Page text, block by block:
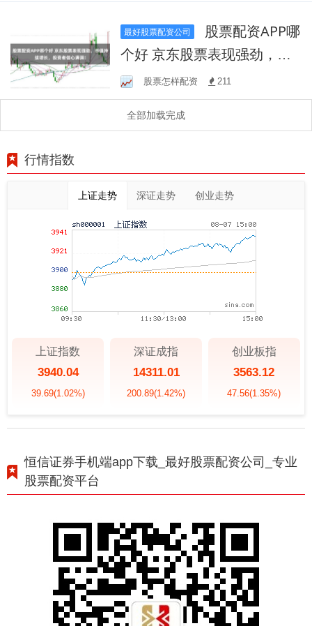
最好股票配资公司
个好 京东股票表现强劲，市
值持续增长，投资者信心满
满！
股票怎样配资 211
全部加载完成
行情指数
上证走势 深证走势 创业走势
上证指数
3940.04
39.69(1.02%)
深证成指
14311.01
200.89(1.42%)
创业板指
3563.12
47.56(1.35%)
恒信证券手机端app下载_最好股票配资公司_专业
股票配资平台